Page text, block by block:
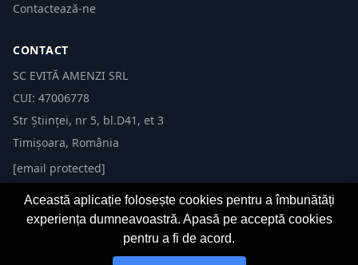
Contactează-ne
CONTACT
SC EVITĂ AMENZI SRL
CUI: 47006778
Str Științei, nr 5, bl.D41, et 3
Timișoara, România
[email protected]
© 2026 Evită Amenzi. Toate drepturile rezervate.
Această aplicație folosește cookies pentru a îmbunătăți
experiența dumneavoastră. Apasă pe acceptă cookies
pentru a fi de acord.